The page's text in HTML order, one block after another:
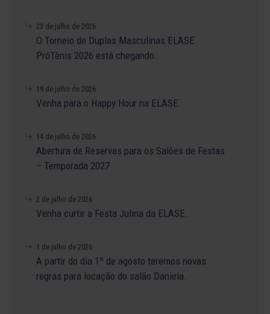
23 de julho de 2026
O Torneio de Duplas Masculinas ELASE
PróTênis 2026 está chegando.
19 de julho de 2026
Venha para o Happy Hour na ELASE.
14 de julho de 2026
Abertura de Reservas para os Salões de Festas
– Temporada 2027
2 de julho de 2026
Venha curtir a Festa Julina da ELASE.
1 de julho de 2026
A partir do dia 1º de agosto teremos novas
regras para locação do salão Daniela.